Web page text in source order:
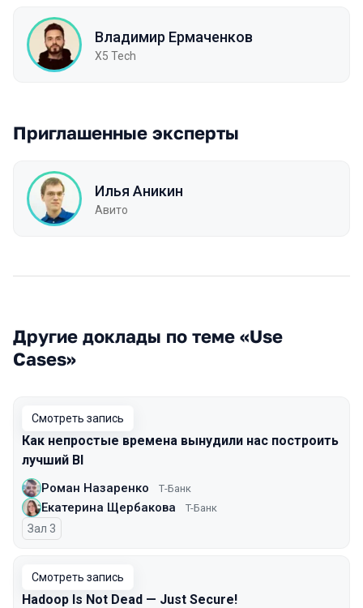
Владимир Ермаченков
X5 Tech
Приглашенные эксперты
Илья Аникин
Авито
Другие доклады по теме «Use
Cases»
Смотреть запись
Как непростые времена вынудили нас построить
лучший BI
Роман Назаренко Т-Банк
Екатерина Щербакова T-Банк
Зал 3
Смотреть запись
Hadoop Is Not Dead — Just Secure!